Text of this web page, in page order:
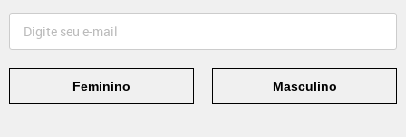
Feminino Masculino